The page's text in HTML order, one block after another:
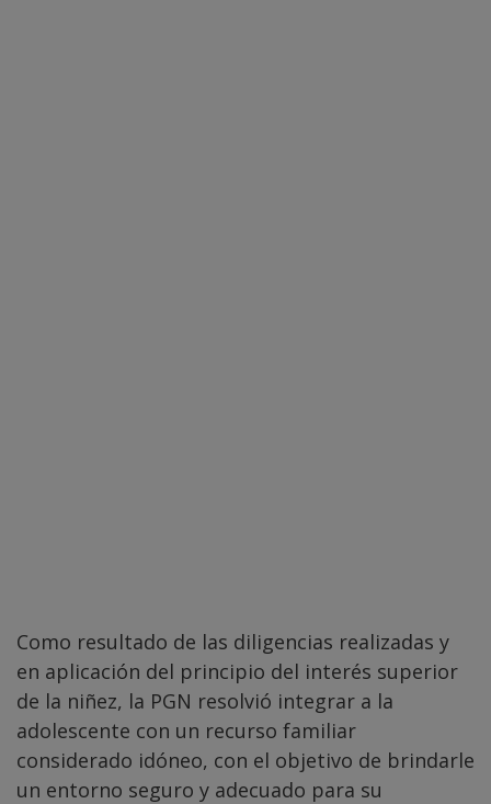
Como resultado de las diligencias realizadas y
en aplicación del principio del interés superior
de la niñez, la PGN resolvió integrar a la
adolescente con un recurso familiar
considerado idóneo, con el objetivo de brindarle
un entorno seguro y adecuado para su